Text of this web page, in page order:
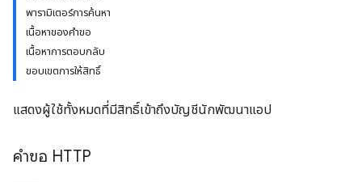
พารามิเตอร์การค้นหา
เนื้อหาของคำขอ
เนื้อหาการตอบกลับ
ขอบเขตการให้สิทธิ์
แสดงผู้ใช้ทั้งหมดที่มีสิทธิ์เข้าถึงบัญชีนักพัฒนาแอป
คำขอ HTTP